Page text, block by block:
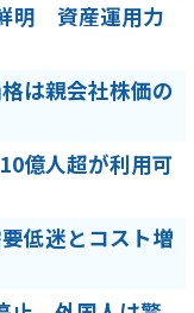
明 資産運用力
は親会社株価の
億人超が利用可
低迷とコスト増